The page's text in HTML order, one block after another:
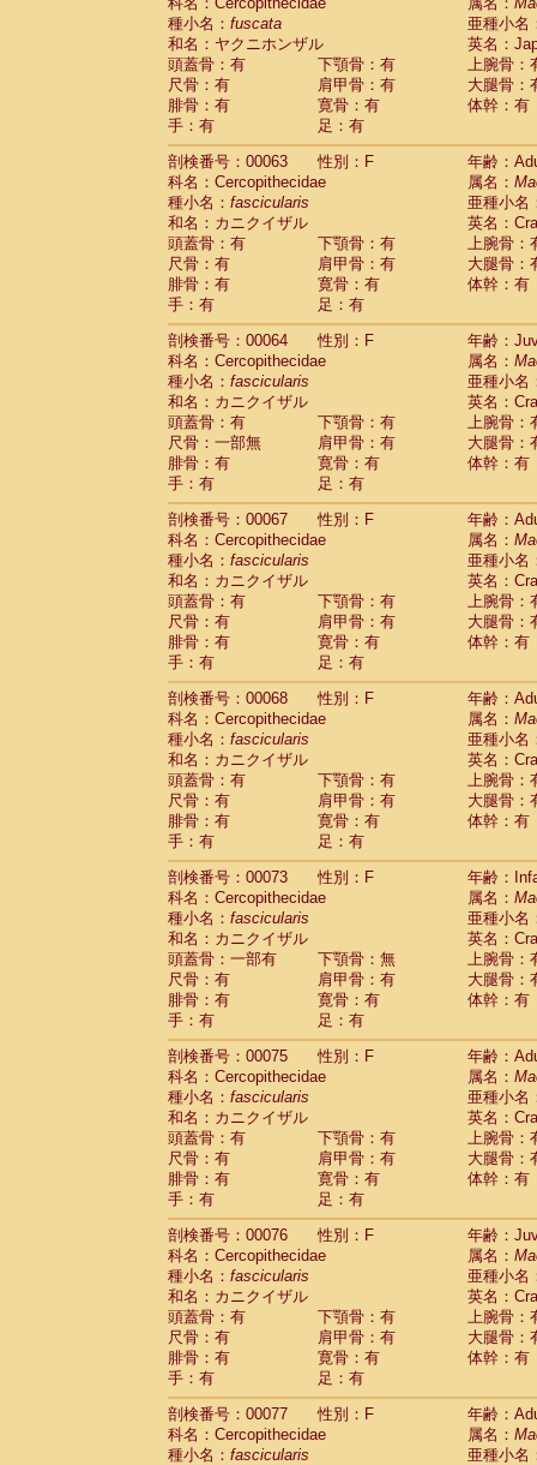
種小名： fuscata
亜種小名
和名：ヤクニホンザル
英名：
頭蓋骨：有
下顎骨：有
上腕骨：
尺骨：有
肩甲骨：有
大腿骨：
腓骨：有
寛骨：有
体幹：有
手：有
足：有
剖検番号：00063
性別：F
年齢：
科名：Cercopithecidae
属名：
種小名： fascicularis
亜種小名
和名：カニクイザル
英名：
頭蓋骨：有
下顎骨：有
上腕骨：
尺骨：有
肩甲骨：有
大腿骨：
腓骨：有
寛骨：有
体幹：有
手：有
足：有
剖検番号：00064
性別：F
年齢：
科名：Cercopithecidae
属名：
種小名： fascicularis
亜種小名
和名：カニクイザル
英名：
頭蓋骨：有
下顎骨：有
上腕骨：
尺骨：一部無
肩甲骨：有
大腿骨：
腓骨：有
寛骨：有
体幹：有
手：有
足：有
剖検番号：00067
性別：F
年齢：
科名：Cercopithecidae
属名：
種小名： fascicularis
亜種小名
和名：カニクイザル
英名：
頭蓋骨：有
下顎骨：有
上腕骨：
尺骨：有
肩甲骨：有
大腿骨：
腓骨：有
寛骨：有
体幹：有
手：有
足：有
剖検番号：00068
性別：F
年齢：
科名：Cercopithecidae
属名：
種小名： fascicularis
亜種小名
和名：カニクイザル
英名：
頭蓋骨：有
下顎骨：有
上腕骨：
尺骨：有
肩甲骨：有
大腿骨：
腓骨：有
寛骨：有
体幹：有
手：有
足：有
剖検番号：00073
性別：F
年齢：
科名：Cercopithecidae
属名：
種小名： fascicularis
亜種小名
和名：カニクイザル
英名：
頭蓋骨：一部有
下顎骨：無
上腕骨：
尺骨：有
肩甲骨：有
大腿骨：
腓骨：有
寛骨：有
体幹：有
手：有
足：有
剖検番号：00075
性別：F
年齢：
科名：Cercopithecidae
属名：
種小名： fascicularis
亜種小名
和名：カニクイザル
英名：
頭蓋骨：有
下顎骨：有
上腕骨：
尺骨：有
肩甲骨：有
大腿骨：
腓骨：有
寛骨：有
体幹：有
手：有
足：有
剖検番号：00076
性別：F
年齢：
科名：Cercopithecidae
属名：
種小名： fascicularis
亜種小名
和名：カニクイザル
英名：
頭蓋骨：有
下顎骨：有
上腕骨：
尺骨：有
肩甲骨：有
大腿骨：
腓骨：有
寛骨：有
体幹：有
手：有
足：有
剖検番号：00077
性別：F
年齢：
科名：Cercopithecidae
属名：
種小名： fascicularis
亜種小名